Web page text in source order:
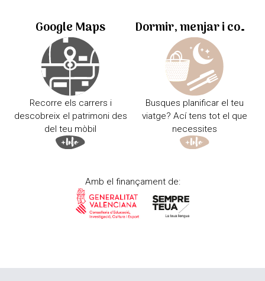
Google Maps
Recorre els carrers i
descobreix el patrimoni des
del teu mòbil
Dormir, menjar i comprar
Busques planificar el teu
viatge? Ací tens tot el que
necessites
Amb el finançament de: